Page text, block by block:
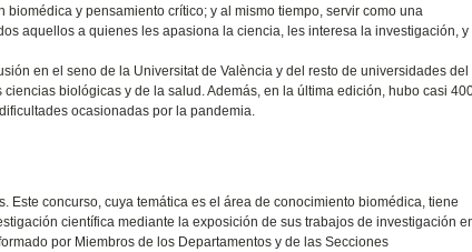
y pensamiento crítico; y al mismo tiempo, servir como una
aquellos a quienes les apasiona la ciencia, les interesa la investigación, y
en el seno de la Universitat de València y del resto de universidades del
biológicas y de la salud. Además, en la última edición, hubo casi
ocasionadas por la pandemia.
Este concurso, cuya temática es el área de conocimiento biomédica, tiene
científica mediante la exposición de sus trabajos de investigación
por Miembros de los Departamentos y de las Secciones